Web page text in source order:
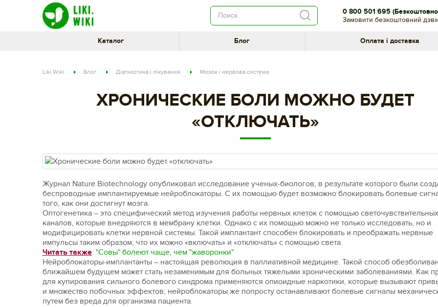
0 800 501 695 (Безкоштовно
Замовити безкоштовний
Каталог Блог Оплата і доставка
Liki Wiki Блог Діагностика і лікування Мозок і нервова система
ХРОНИЧЕСКИЕ БОЛИ МОЖНО БУДЕТ
«ОТКЛЮЧАТЬ»
Журнал Nature Biotechnology опубликовал исследование ученых-биологов, в результате которого были
беспроводные имплантируемые нейроблокаторы. С их помощью будет возможно блокировать болевые
того, как они достигнут мозга.
Оптогенетика – это специфический метод изучения работы нервных клеток с помощью светочувствительных
каналов, которые внедряются в мембрану клетки. Однако с их помощью можно не только исследовать, но и
модифицировать клетки нервной системы. Такой имплантант способен блокировать и преображать нервные
импульсы таким образом, что их можно «включать» и «отключать» с помощью света.
Читать также: "Совы" болеют чаще, чем "жаворонки"
Нейроблокаторы-имплантанты – настоящая революция в паллиативной медицине. Такой способ
ближайшем будущем может стать незаменимым для больных тяжелыми хроническими заболеваниями. Как
для купирования сильного болевого синдрома применяются опиоидные наркотики, которые вызывают
и множество побочных эффектов; нейроблокаторы же попросту останавливают болевые сигналы
путем без вреда для организма пациента.